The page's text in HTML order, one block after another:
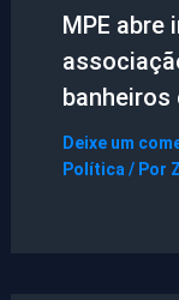
MPE
banheiros
Deixe um
Política / Por